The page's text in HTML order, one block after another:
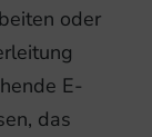
oder
E-
das